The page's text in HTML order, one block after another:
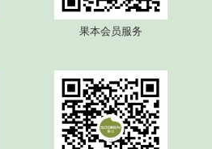
果本会员服务